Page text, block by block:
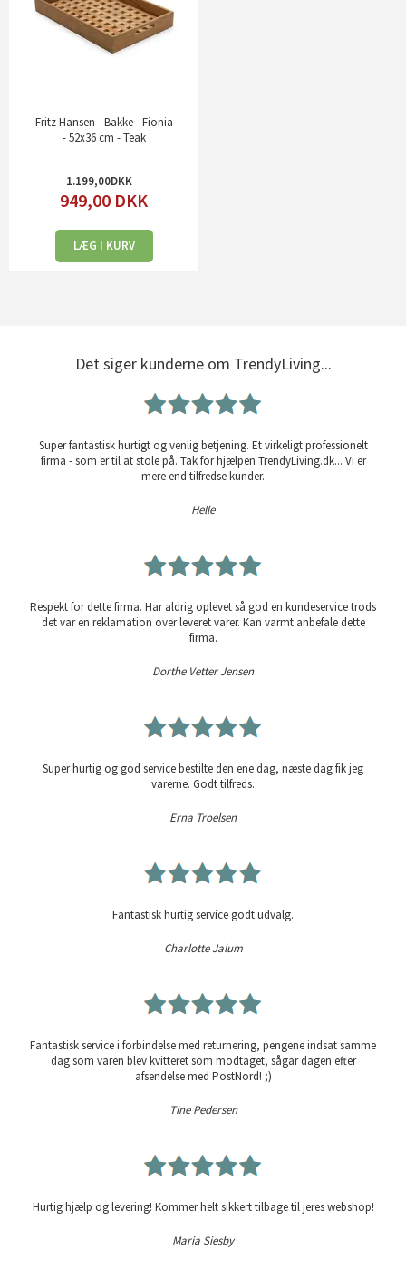
Fritz Hansen - Bakke - Fionia
- 52x36 cm - Teak
1.199,00
949,00 DKK
LÆG I KURV
Det siger kunderne om TrendyLiving...
Super fantastisk hurtigt og venlig betjening. Et virkeligt professionelt
firma - som er til at stole på. Tak for hjælpen TrendyLiving.dk... Vi er
mere end tilfredse kunder.
Helle
Respekt for dette firma. Har aldrig oplevet så god en kundeservice trods
det var en reklamation over leveret varer. Kan varmt anbefale dette
firma.
Dorthe Vetter Jensen
Super hurtig og god service bestilte den ene dag, næste dag fik jeg
varerne. Godt tilfreds.
Erna Troelsen
Fantastisk hurtig service godt udvalg.
Charlotte Jalum
Fantastisk service i forbindelse med returnering, pengene indsat samme
dag som varen blev kvitteret som modtaget, sågar dagen efter
afsendelse med PostNord! ;)
Tine Pedersen
Hurtig hjælp og levering! Kommer helt sikkert tilbage til jeres webshop!
Maria Siesby